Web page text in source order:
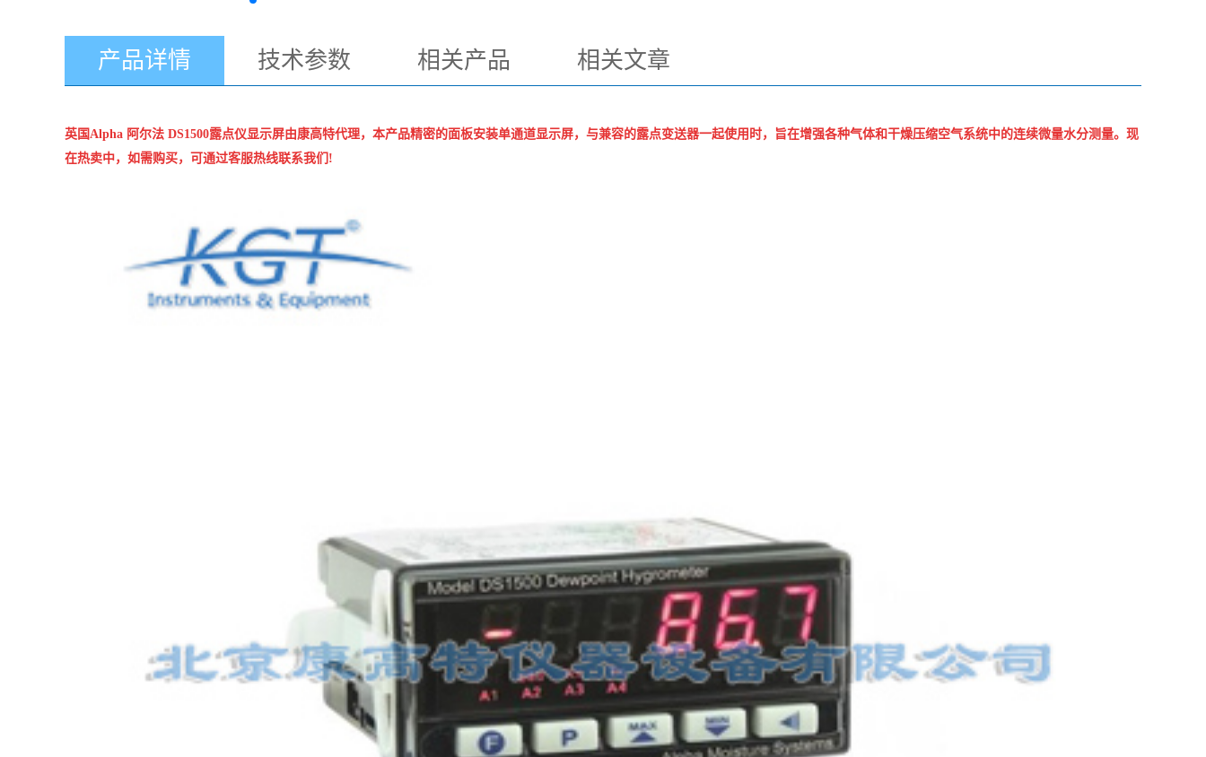
产品详情 技术参数 相关产品 相关文章
英国Alpha 阿尔法 DS1500露点仪显示屏由康高特代理，本产品精密的面板安装单通道显示屏，与兼容的露点变送器一起使用时，旨在增强各种气体和干燥压缩空气系统中的连续微量水分测量。现
在热卖中，如需购买，可通过客服热线联系我们!